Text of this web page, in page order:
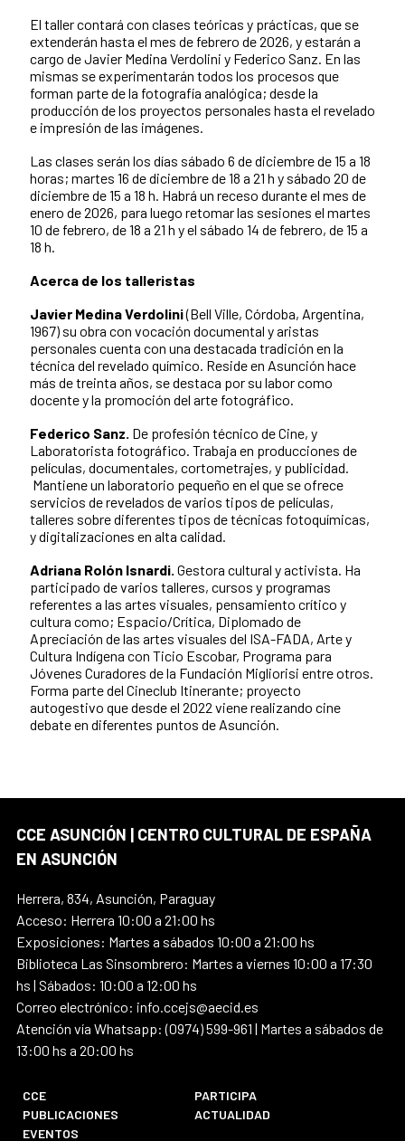
El taller contará con clases teóricas y prácticas, que se
extenderán hasta el mes de febrero de 2026, y estarán a
cargo de Javier Medina Verdolini y Federico Sanz. En las
mismas se experimentarán todos los procesos que
forman parte de la fotografía analógica; desde la
producción de los proyectos personales hasta el revelado
e impresión de las imágenes.
Las clases serán los días sábado 6 de diciembre de 15 a 18
horas; martes 16 de diciembre de 18 a 21 h y sábado 20 de
diciembre de 15 a 18 h. Habrá un receso durante el mes de
enero de 2026, para luego retomar las sesiones el martes
10 de febrero, de 18 a 21 h y el sábado 14 de febrero, de 15 a
18 h.
Acerca de los talleristas
Javier Medina Verdolini(Bell Ville, Córdoba, Argentina,
1967) su obra con vocación documental y aristas
personales cuenta con una destacada tradición en la
técnica del revelado químico. Reside en Asunción hace
más de treinta años, se destaca por su labor como
docente y la promoción del arte fotográfico.
Federico Sanz. De profesión técnico de Cine, y
Laboratorista fotográfico. Trabaja en producciones de
películas, documentales, cortometrajes, y publicidad.
Mantiene un laboratorio pequeño en el que se ofrece
servicios de revelados de varios tipos de películas,
talleres sobre diferentes tipos de técnicas fotoquímicas,
y digitalizaciones en alta calidad.
Adriana Rolón Isnardi. Gestora cultural y activista. Ha
participado de varios talleres, cursos y programas
referentes a las artes visuales, pensamiento crítico y
cultura como; Espacio/Crítica, Diplomado de
Apreciación de las artes visuales del ISA-FADA, Arte y
Cultura Indígena con Ticio Escobar, Programa para
Jóvenes Curadores de la Fundación Migliorisi entre otros.
Forma parte del Cineclub Itinerante; proyecto
autogestivo que desde el 2022 viene realizando cine
debate en diferentes puntos de Asunción.
CCE ASUNCIÓN | CENTRO CULTURAL DE ESPAÑA
EN ASUNCIÓN
Herrera, 834, Asunción, Paraguay
Acceso: Herrera 10:00 a 21:00 hs
Exposiciones: Martes a sábados 10:00 a 21:00 hs
Biblioteca Las Sinsombrero: Martes a viernes 10:00 a 17:30
hs | Sábados: 10:00 a 12:00 hs
Correo electrónico: info.ccejs@aecid.es
Atención vía Whatsapp: (0974) 599-961 | Martes a sábados de
13:00 hs a 20:00 hs
CCE
PARTICIPA
PUBLICACIONES
ACTUALIDAD
EVENTOS